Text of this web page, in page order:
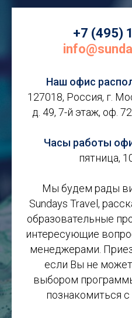
+7 (495)
Наш офис
127018, Россия, г.
д. 49, 7-й этаж, оф.
Часы работы
пятница,
Мы будем рады
Sundays Travel,
образовательные
интересующие
менеджерами.
если Вы не
выбором
познакомиться